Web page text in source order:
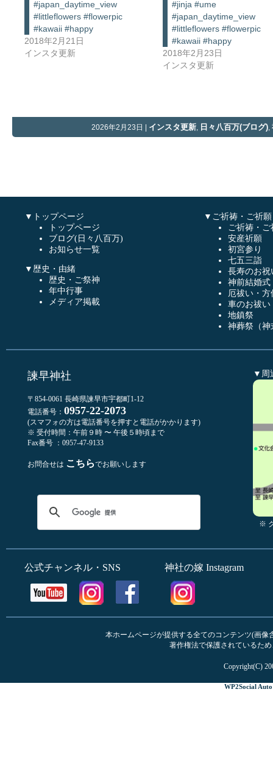
#japan_daytime_view
#littleflowers #flowerpic
#kawaii #happy
2018年2月21日
インスタ更新
#jinja #ume
#japan_daytime_view
#littleflowers #flowerpic
#kawaii #happy
2018年2月23日
インスタ更新
2026年2月23日 | インスタ更新, 日々八百万(ブログ),
▼トップページ
トップページ
ブログ(日々八百万)
お知らせ一覧
▼歴史・由緒
歴史・ご祭神
年中行事
メディア掲載
▼ご祈祷・ご祈願
ご祈祷・
安産祈願
初宮参り
七五三詣
長寿のお祝
神前結婚式
厄祓い・方
車のお祓い
地鎮祭
神葬祭（神
諫早神社
〒854-0061 長崎県諫早市宇都町1-12
電話番号： 0957-22-2073
(スマフォの方は電話番号を押すと電話がかかります)
※ 受付時間：午前９時 〜 午後５時頃まで
Fax番号 ：0957-47-9133
お問合せは こちらでお願いします
▼周
※
公式チャンネル・SNS 神社の嫁 Instagram
本ホームページが提供する全てのコンテンツ(画
著作権法で保護されているた
Copyright(C)
WP2Social